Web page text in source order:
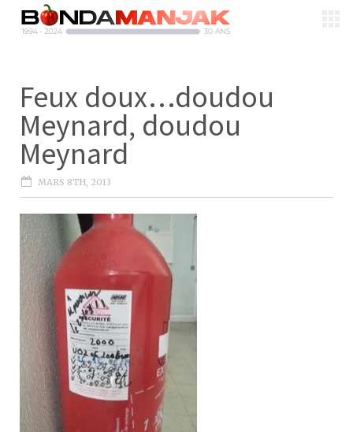
Feux doux…doudou
Meynard, doudou
Meynard
MARS 8TH, 2013